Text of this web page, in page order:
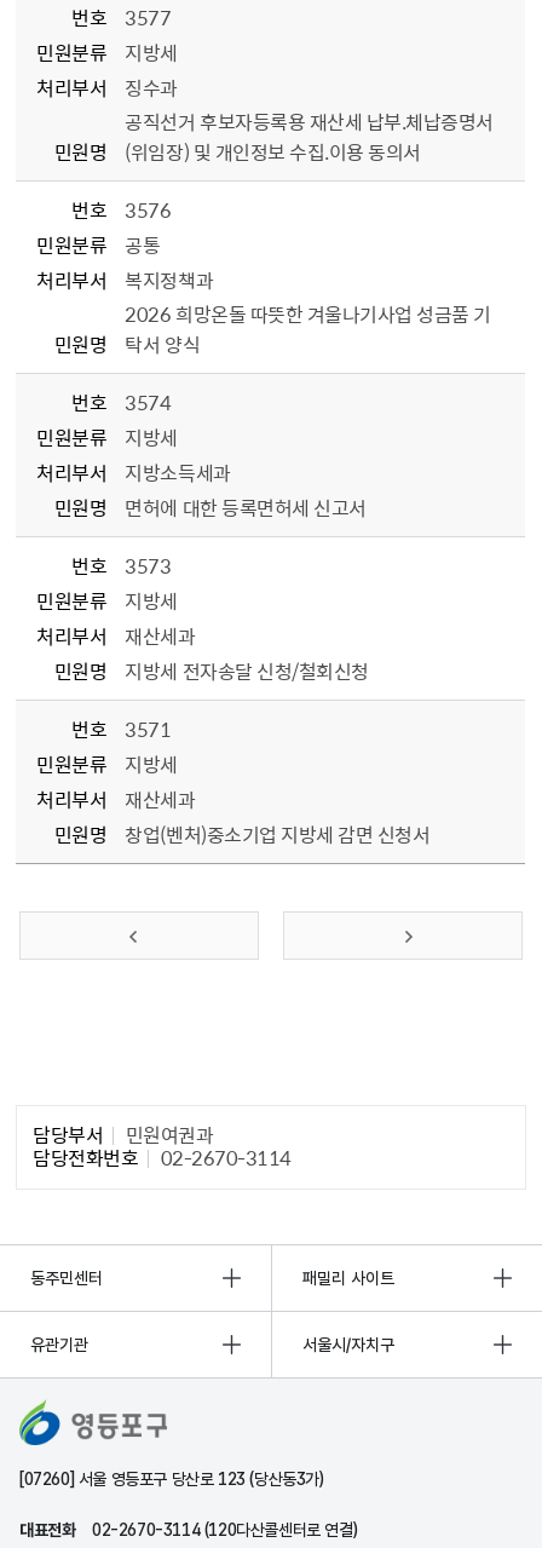
번호
3577
민원분류
지방세
처리부서
징수과
민원명
공직선거 후보자등록용 재산세 납부.체납증명서
(위임장) 및 개인정보 수집.이용 동의서
번호
3576
민원분류
공통
처리부서
복지정책과
민원명
2026 희망온돌 따뜻한 겨울나기사업 성금품 기
탁서 양식
번호
3574
민원분류
지방세
처리부서
지방소득세과
민원명
면허에 대한 등록면허세 신고서
번호
3573
민원분류
지방세
처리부서
재산세과
민원명
지방세 전자송달 신청/철회신청
번호
3571
민원분류
지방세
처리부서
재산세과
민원명
창업(벤처)중소기업 지방세 감면 신청서
이전 페이지 다음 페이지
담당부서 민원여권과
담당전화번호 02-2670-3114
동주민센터 패밀리 사이트
유관기관 서울시/자치구
[07260] 서울 영등포구 당산로 123 (당산동3가)
대표전화 02-2670-3114 (120다산콜센터로 연결)